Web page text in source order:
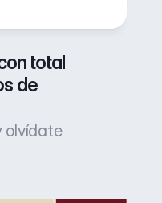
total
de
olvídate